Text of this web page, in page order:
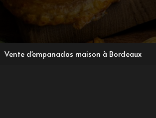
Vente d'empanadas maison à Bordeaux